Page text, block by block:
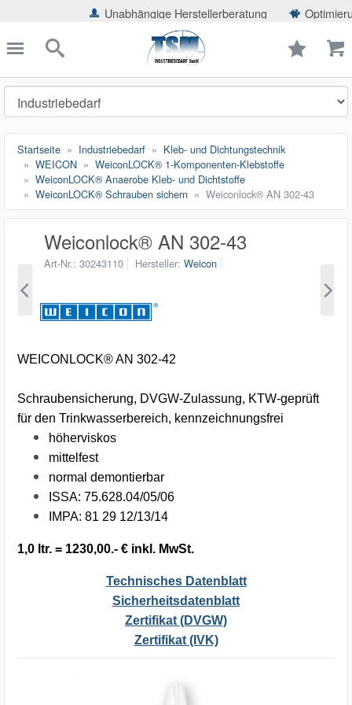
Unabhängige Herstellerberatung Optimierung der
schließen
Suche
Startseite Industriebedarf
Kleb- und Dichtungstechnik
WEICON
WeiconLOCK® 1-Komponenten-Klebstoffe
WeiconLOCK® Anaerobe Kleb- und Dichtstoffe
WeiconLOCK® Schrauben sichern
Weiconlock® AN 302-43
Weiconlock® AN 302-43
Art-Nr. 30243110 Hersteller Weicon
WEICONLOCK® AN 302-42
Schraubensicherung, DVGW-Zulassung, KTW-geprüft
für den Trinkwasserbereich, kennzeichnungsfrei
höherviskos
mittelfest
normal demontierbar
ISSA: 75.628.04/05/06
IMPA: 81 29 12/13/14
1,0 ltr. = 1230,00.- € inkl. MwSt.
Technisches Datenblatt
Sicherheitsdatenblatt
Zertifikat (DVGW)
Zertifikat (IVK)